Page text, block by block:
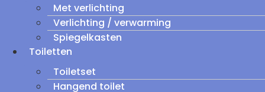
Met verlichting
Verlichting / verwarming
Spiegelkasten
Toiletten
Toiletset
Hangend toilet